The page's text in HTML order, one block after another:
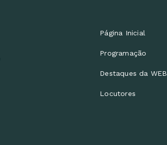
Página Inicial
Programação
Destaques da WEB
Locutores